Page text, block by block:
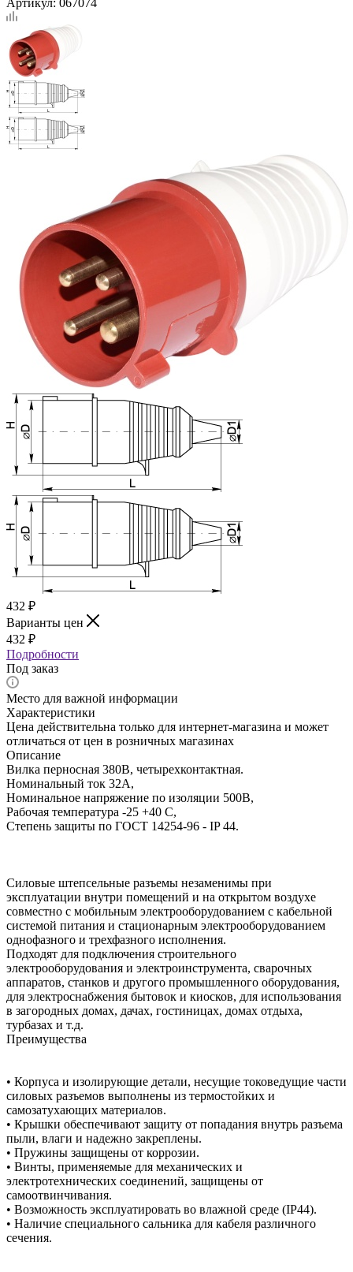
432 ₽
Варианты цен
432 ₽
Подробности
Под заказ
Место для важной информации
Характеристики
Цена действительна только для интернет-магазина и может
отличаться от цен в розничных магазинах
Описание
Вилка перносная 380В, четырехконтактная.
Номинальный ток 32А,
Номинальное напряжение по изоляции 500В,
Рабочая температура -25 +40 С,
Степень защиты по ГОСТ 14254-96 - IP 44.
Силовые штепсельные разъемы незаменимы при
эксплуатации внутри помещений и на открытом воздухе
совместно с мобильным электрооборудованием с кабельной
системой питания и стационарным электрооборудованием
однофазного и трехфазного исполнения.
Подходят для подключения строительного
электрооборудования и электроинструмента, сварочных
аппаратов, станков и другого промышленного оборудования,
для электроснабжения бытовок и киосков, для использования
в загородных домах, дачах, гостиницах, домах отдыха,
турбазах и т.д.
Преимущества
• Корпуса и изолирующие детали, несущие токоведущие части
силовых разъемов выполнены из термостойких и
самозатухающих материалов.
• Крышки обеспечивают защиту от попадания внутрь разъема
пыли, влаги и надежно закреплены.
• Пружины защищены от коррозии.
• Винты, применяемые для механических и
электротехнических соединений, защищены от
самоотвинчивания.
• Возможность эксплуатировать во влажной среде (IP44).
• Наличие специального сальника для кабеля различного
сечения.